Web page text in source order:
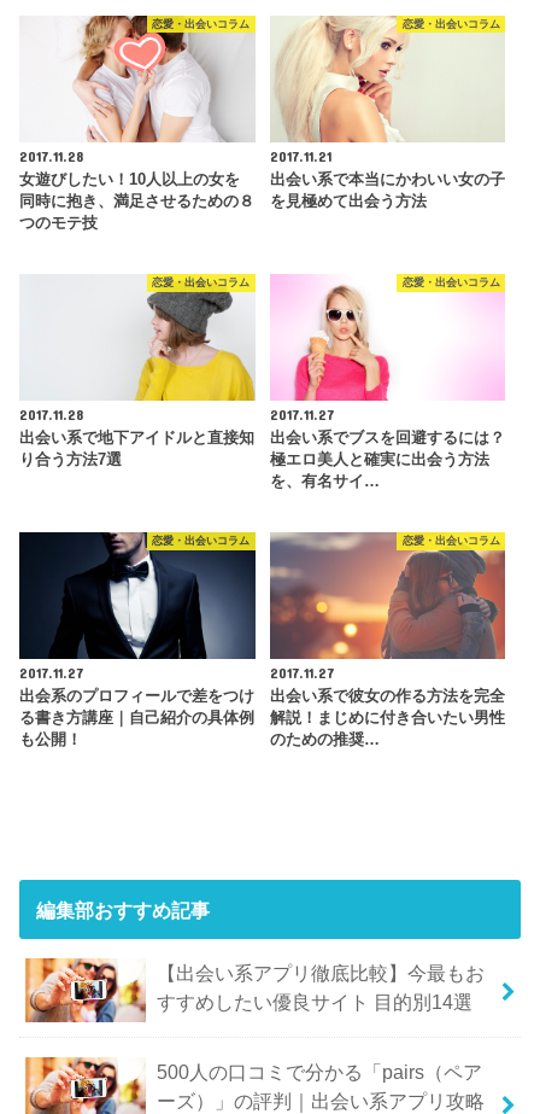
恋愛・出会いコラム
2017.11.28
女遊びしたい！10人以上の女を
同時に抱き、満足させるための８
つのモテ技
恋愛・出会いコラム
2017.11.21
出会い系で本当にかわいい女の子
を見極めて出会う方法
恋愛・出会いコラム
2017.11.28
出会い系で地下アイドルと直接知
り合う方法7選
恋愛・出会いコラム
2017.11.27
出会い系でブスを回避するには？
極エロ美人と確実に出会う方法
を、有名サイ…
恋愛・出会いコラム
2017.11.27
出会系のプロフィールで差をつけ
る書き方講座｜自己紹介の具体例
も公開！
恋愛・出会いコラム
2017.11.27
出会い系で彼女の作る方法を完全
解説！まじめに付き合いたい男性
のための推奨…
編集部おすすめ記事
【出会い系アプリ徹底比較】今最もお
すすめしたい優良サイト 目的別14選
500人の口コミで分かる「pairs（ペア
ーズ）」の評判｜出会い系アプリ攻略